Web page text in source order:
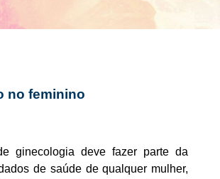
no feminino
ginecologia deve fazer parte da
de saúde de qualquer mulher,